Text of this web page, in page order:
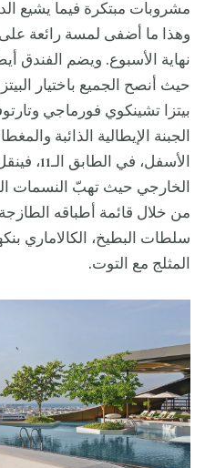
مشروبات مبتكرة فيما يشيع
وهذا ما أضفى لمسة رائعة على
نهاية الأسبوع. ويضم الفندق
حيث أنصح الجميع باختيار
بيتزا تشينكوي فورماجي
الجبنة الإيطالية الذائبة
الأسفل، في الطابق الـ11، فينقل
الخارجي حيث تهبّ النسمات
من خلال قائمة أطباقه
سلطات البطيخ، الكالاماري
المثلج مع التوت.